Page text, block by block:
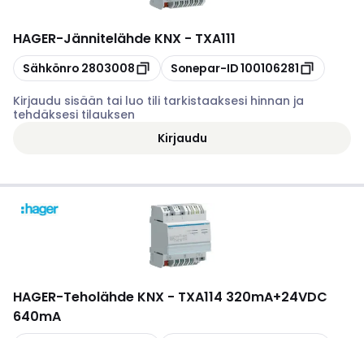
HAGER-Jännitelähde KNX - TXA111
Kopioi
Sähkönro 2803008 Kopioi
Sonepar-ID100106281
Kirjaudu sisään tai luo tili tarkistaaksesi hinnan ja
tehdäksesi tilauksen
Kirjaudu
HAGER-Teholähde KNX - TXA114 320mA+24VDC
640mA